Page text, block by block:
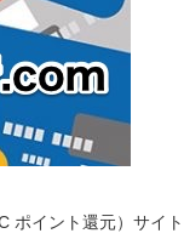
ポイント還元）サイト